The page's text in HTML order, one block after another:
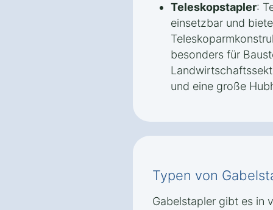
Teleskopstapler:
einsetzbar und
besonders für
und eine große
Typen von
Gabelstapler gibt es in